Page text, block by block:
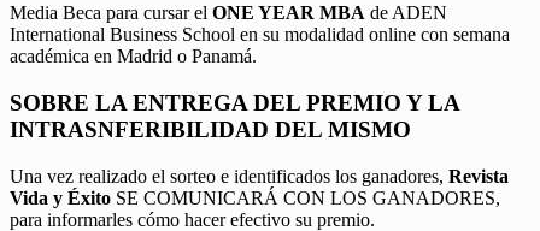
Media Beca para cursar el ONE YEAR MBA de ADEN
International Business School en su modalidad online con semana
académica en Madrid o Panamá.
SOBRE LA ENTREGA DEL PREMIO Y LA
INTRASNFERIBILIDAD DEL MISMO
Una vez realizado el sorteo e identificados los ganadores, Revista
Vida y Éxito SE COMUNICARÁ CON LOS GANADORES,
para informarles cómo hacer efectivo su premio.